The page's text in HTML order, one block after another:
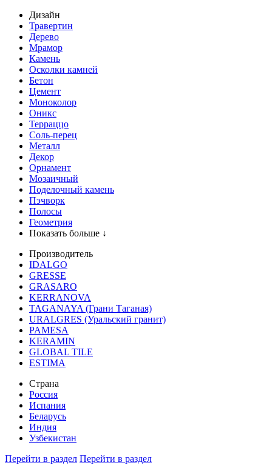
Дизайн
Травертин
Дерево
Мрамор
Камень
Осколки камней
Бетон
Цемент
Моноколор
Оникс
Терраццо
Соль-перец
Металл
Декор
Орнамент
Мозаичный
Поделочный камень
Пэчворк
Полосы
Геометрия
Показать больше ↓
Производитель
IDALGO
GRESSE
GRASARO
KERRANOVA
TAGANAYA (Грани Таганая)
URALGRES (Уральский гранит)
PAMESA
KERAMIN
GLOBAL TILE
ESTIMA
Страна
Россия
Испания
Беларусь
Индия
Узбекистан
Перейти в раздел Перейти в раздел